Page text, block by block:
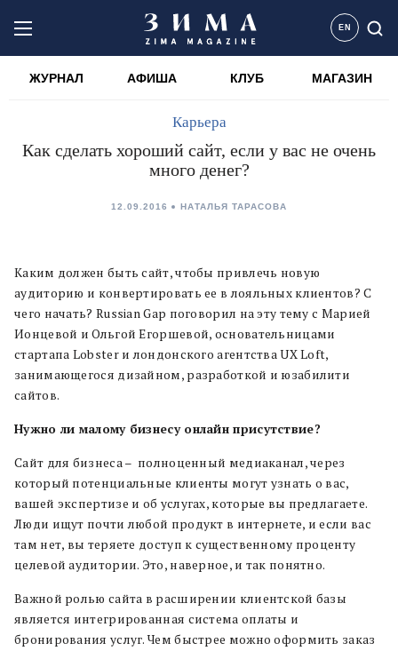
EN
ЖУРНАЛ АФИША КЛУБ МАГАЗИН
Карьера
Как сделать хороший сайт, если у вас не очень
много денег?
12.09.2016 НАТАЛЬЯ ТАРАСОВА
Каким должен быть сайт, чтобы привлечь новую
аудиторию и конвертировать ее в лояльных клиентов? С
чего начать? Russian Gap поговорил на эту тему с Марией
Ионцевой и Ольгой Егоршевой, основательницами
стартапа Lobster и лондонского агентства UX Loft,
занимающегося дизайном, разработкой и юзабилити
сайтов.
Нужно ли малому бизнесу онлайн присутствие?
Сайт для бизнеса – полноценный медиаканал, через
который потенциальные клиенты могут узнать о вас,
вашей экспертизе и об услугах, которые вы предлагаете.
Люди ищут почти любой продукт в интернете, и если вас
там нет, вы теряете доступ к существенному проценту
целевой аудитории. Это, наверное, и так понятно.
Важной ролью сайта в расширении клиентской базы
является интегрированная система оплаты и
бронирования услуг. Чем быстрее можно оформить заказ